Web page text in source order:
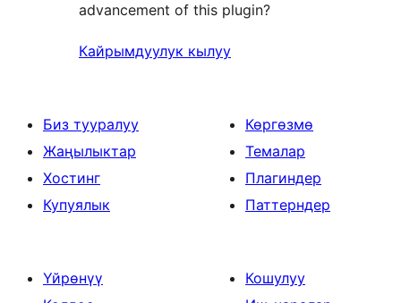
advancement of this plugin?
Кайрымдуулук кылуу
Биз тууралуу
Жаңылыктар
Хостинг
Купуялык
Көргөзмө
Темалар
Плагиндер
Паттерндер
Үйрөнүү
Кошулуу